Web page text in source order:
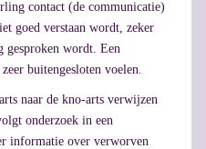
contact (de communicatie)
goed verstaan wordt, zeker
gesproken wordt. Een
buitengesloten voelen.
naar de kno-arts verwijzen
onderzoek in een
informatie over verworven